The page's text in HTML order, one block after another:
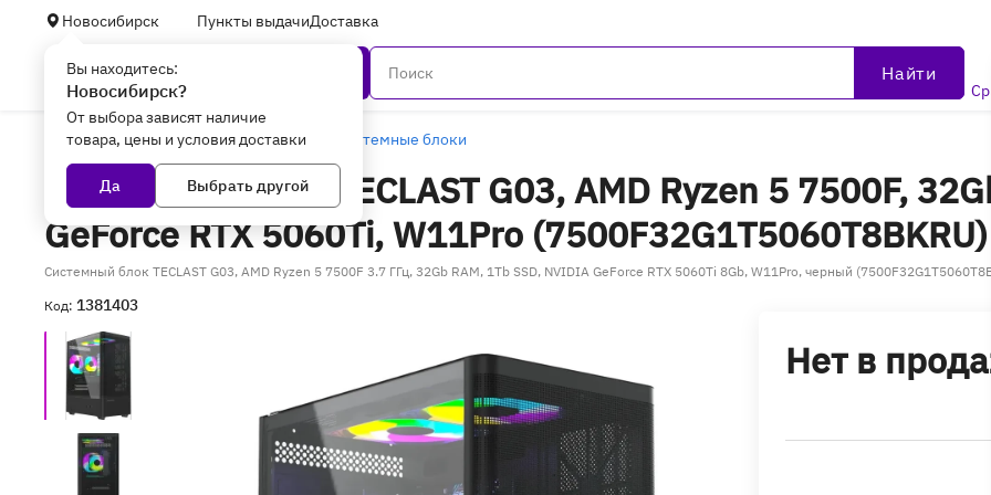
Новосибирск Пункты выдачиДоставка
Вы находитесь:
Новосибирск?
От выбора зависят наличие
товара, цены и условия доставки
Да Выбрать другой
Найти
Главная Компьютеры и ноутбуки Системные блоки
Системный блок TECLAST G03, AMD Ryzen 5 7500F,
GeForce RTX 5060Ti, W11Pro (7500F32G1T5060T8BKRU)
Системный блок TECLAST G03, AMD Ryzen 5 7500F 3.7 ГГц, 32Gb RAM, 1Tb SSD, NVIDIA GeForce RTX 5060Ti 8Gb, W11Pro, черный
Код: 1381403
Нет в